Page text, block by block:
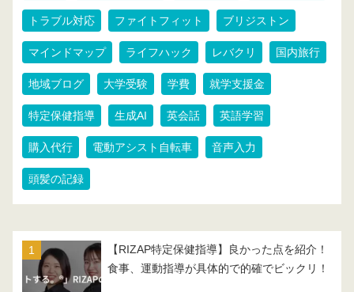
トラブル対応 ファイトフィット ブリジストン
マインドマップ ライフハック レバクリ 国内旅行
地域ブログ 大学受験 学費 就学支援金
特定保健指導 生成AI 英会話 英語学習
購入代行 電動アシスト自転車 音声入力
頭髪の記録
【RIZAP特定保健指導】良かった点を紹介！
食事、運動指導が具体的で的確でビックリ！